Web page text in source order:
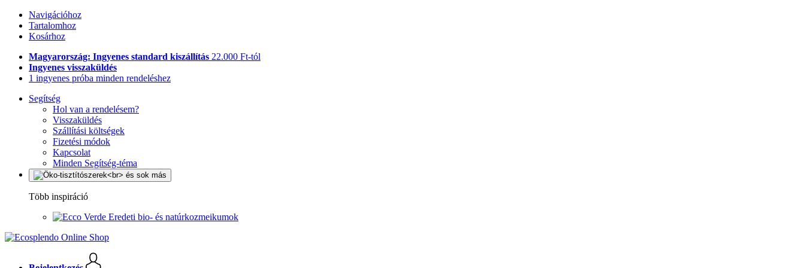
Navigációhoz
Tartalomhoz
Kosárhoz
Magyarország: Ingyenes standard kiszállítás 22.000 Ft-tól
Ingyenes visszaküldés
1 ingyenes próba minden rendeléshez
Segítség
Hol van a rendelésem?
Visszaküldés
Szállítási költségek
Fizetési módok
Kapcsolat
Minden Segítség-téma
Több inspiráció
Eredeti bio- és natúrkozmeikumok